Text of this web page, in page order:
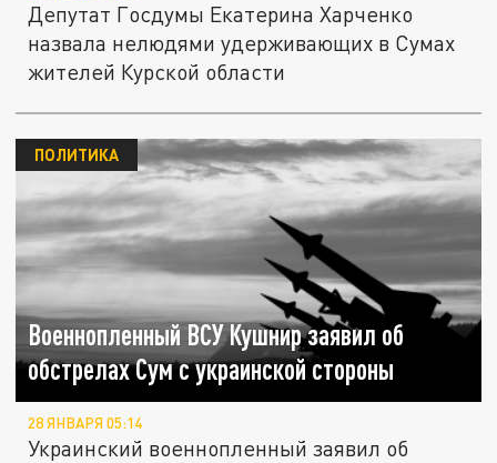
Депутат Госдумы Екатерина Харченко
назвала нелюдями удерживающих в Сумах
жителей Курской области
Военнопленный ВСУ Кушнир заявил об
обстрелах Сум с украинской стороны
ПОЛИТИКА
28 ЯНВАРЯ 05:14
Украинский военнопленный заявил об